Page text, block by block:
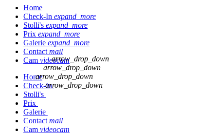
Home
Check-In expand_more
Stolli's expand_more
Prix expand_more
Galerie expand_more
Contact mail
Cam videocam
Home
Check-In
arrow_drop_down
Stolli's
arrow_drop_down
Prix
arrow_drop_down
Galerie
arrow_drop_down
Contact mail
Cam videocam